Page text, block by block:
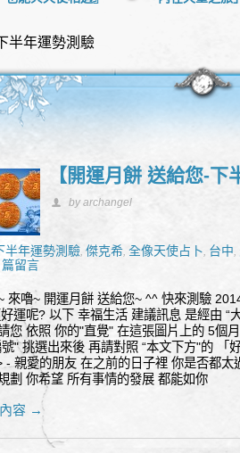
半年運勢測驗
【開運月餅 送給您-
by archangel
半年運勢測驗,傑克希,全像天使占卜, 台中,
留言
來嚕~ 開運月餅 送給您~ ^^ 快來測驗
運呢? 以下 幸福生活 建議訊息 是經由 “
您 依照 你的"直覺" 在這張圖片上的 5個
" 挑選出來後 再請對照 “本文下方"的 「
- 親愛的朋友 在之前的日子裡 你是否都
劃 你希望 所有事情的發展 都能如你
容 →